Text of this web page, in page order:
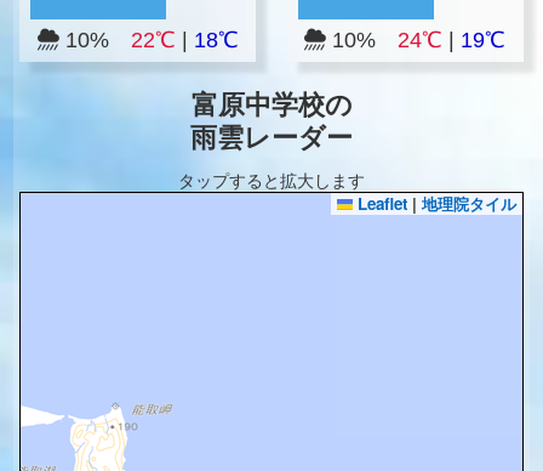
10% 22℃ 18℃ 10%24℃ 19℃
富原中学校の
雨雲レーダー
タップすると拡大します
Leaflet | 地理院タイル